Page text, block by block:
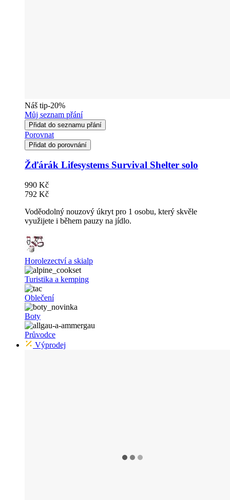
Náš tip-20%
Můj seznam přání
Přidat do seznamu přání
Porovnat
Přidat do porovnání
Žďárák Lifesystems Survival Shelter solo
990 Kč
792 Kč
Voděodolný nouzový úkryt pro 1 osobu, který skvěle
využijete i během pauzy na jídlo.
Horolezectví a skialp
Turistika a kemping
Oblečení
Boty
Průvodce
Výprodej